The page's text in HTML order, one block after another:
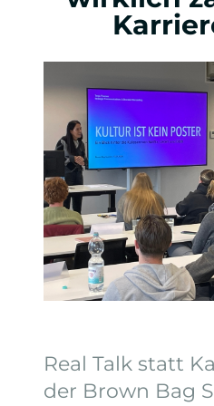
Real Talk statt
der Brown Bag